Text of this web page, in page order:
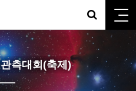
측대회(축제)